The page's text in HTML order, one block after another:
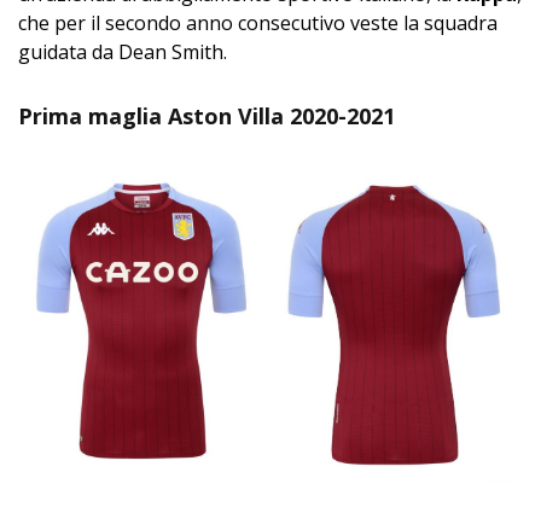
che per il secondo anno consecutivo veste la squadra
guidata da Dean Smith.
Prima maglia Aston Villa 2020-2021